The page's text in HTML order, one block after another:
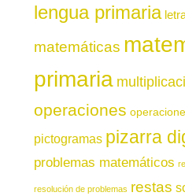
lengua primaria
matemáticas
primaria
operaciones
pictogramas pizarra
problemas matemáticos
resolución de problemas restas